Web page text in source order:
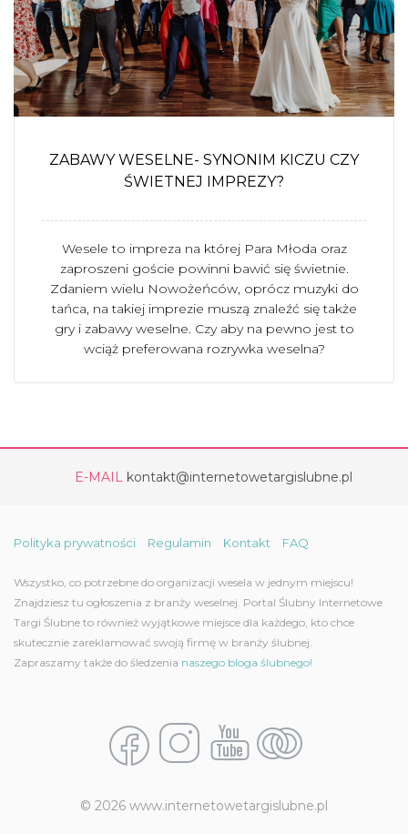
ZABAWY WESELNE- SYNONIM KICZU CZY
ŚWIETNEJ IMPREZY?
Wesele to impreza na której Para Młoda oraz
zaproszeni goście powinni bawić się świetnie.
Zdaniem wielu Nowożeńców, oprócz muzyki do
tańca, na takiej imprezie muszą znaleźć się także
gry i zabawy weselne. Czy aby na pewno jest to
wciąż preferowana rozrywka weselna?
E-MAIL kontakt@internetowetargislubne.pl
Polityka prywatności Regulamin Kontakt FAQ
Wszystko, co potrzebne do organizacji wesela w jednym miejscu!
Znajdziesz tu ogłoszenia z branży weselnej. Portal Ślubny Internetowe
Targi Ślubne to również wyjątkowe miejsce dla każdego, kto chce
skutecznie zareklamować swoją firmę w branży ślubnej.
Zapraszamy także do śledzenia naszego bloga ślubnego!
© 2026 www.internetowetargislubne.pl